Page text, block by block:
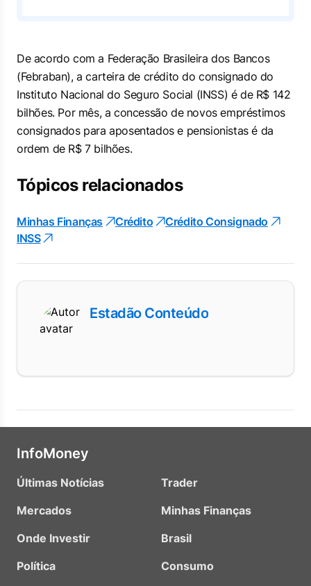
De acordo com a Federação Brasileira dos Bancos
(Febraban), a carteira de crédito do consignado do
Instituto Nacional do Seguro Social (INSS) é de R$ 142
bilhões. Por mês, a concessão de novos empréstimos
consignados para aposentados e pensionistas é da
ordem de R$ 7 bilhões.
Tópicos relacionados
Minhas Finanças Crédito
Crédito Consignado
INSS
Estadão Conteúdo
InfoMoney
Últimas Notícias
Mercados
Onde Investir
Política
Trader
Minhas Finanças
Brasil
Consumo